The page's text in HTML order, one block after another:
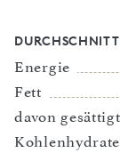
Energie
Fett
davon
Kohlenhydrate